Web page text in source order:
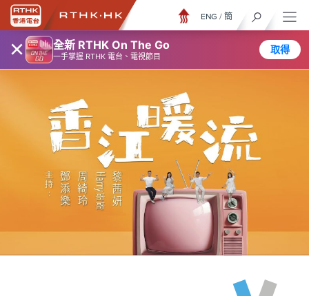
× 全新 RTHK On The Go
一手掌握 RTHK 電台、電視節目
取得
ENG / 簡